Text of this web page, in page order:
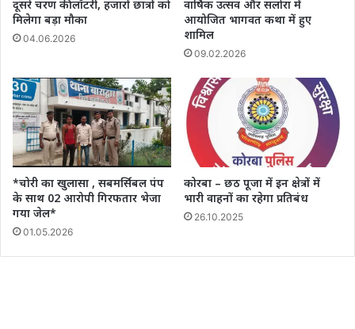
दूसरे चरण की लॉटरी, हजारों छात्रों को
मिलेगा बड़ा मौका
04.06.2026
वार्षिक उत्सव और सलोरा में
आयोजित भागवत कथा में हुए
शामिल
09.02.2026
*चोरी का खुलासा , सबमर्सिबल पंप
के साथ 02 आरोपी गिरफतार भेजा
गया जेल*
01.05.2026
कोरबा – छठ पूजा में इन क्षेत्रों में
भारी वाहनों का रहेगा प्रतिबंध
26.10.2025